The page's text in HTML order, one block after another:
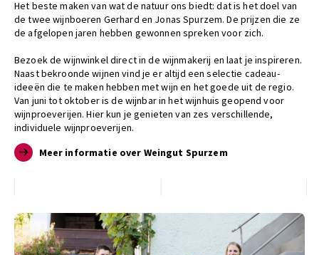
Het beste maken van wat de natuur ons biedt: dat is het doel van
de twee wijnboeren Gerhard en Jonas Spurzem. De prijzen die ze
de afgelopen jaren hebben gewonnen spreken voor zich.
Bezoek de wijnwinkel direct in de wijnmakerij en laat je inspireren.
Naast bekroonde wijnen vind je er altijd een selectie cadeau-
ideeën die te maken hebben met wijn en het goede uit de regio.
Van juni tot oktober is de wijnbar in het wijnhuis geopend voor
wijnproeverijen. Hier kun je genieten van zes verschillende,
individuele wijnproeverijen.
Meer informatie over Weingut Spurzem